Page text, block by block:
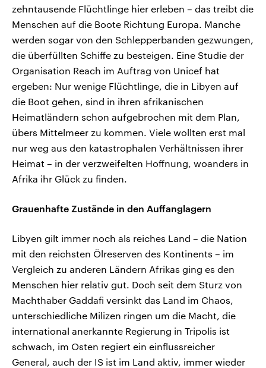
zehntausende Flüchtlinge hier erleben – das treibt die
Menschen auf die Boote Richtung Europa. Manche
werden sogar von den Schlepperbanden gezwungen,
die überfüllten Schiffe zu besteigen. Eine Studie der
Organisation Reach im Auftrag von Unicef hat
ergeben: Nur wenige Flüchtlinge, die in Libyen auf
die Boot gehen, sind in ihren afrikanischen
Heimatländern schon aufgebrochen mit dem Plan,
übers Mittelmeer zu kommen. Viele wollten erst mal
nur weg aus den katastrophalen Verhältnissen ihrer
Heimat – in der verzweifelten Hoffnung, woanders in
Afrika ihr Glück zu finden.
Grauenhafte Zustände in den Auffanglagern
Libyen gilt immer noch als reiches Land – die Nation
mit den reichsten Ölreserven des Kontinents – im
Vergleich zu anderen Ländern Afrikas ging es den
Menschen hier relativ gut. Doch seit dem Sturz von
Machthaber Gaddafi versinkt das Land im Chaos,
unterschiedliche Milizen ringen um die Macht, die
international anerkannte Regierung in Tripolis ist
schwach, im Osten regiert ein einflussreicher
General, auch der IS ist im Land aktiv, immer wieder